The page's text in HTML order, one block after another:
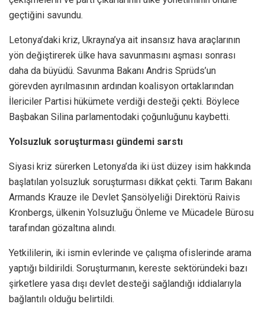
geçtiğini savundu.
Letonya’daki kriz, Ukrayna’ya ait insansız hava araçlarının
yön değiştirerek ülke hava savunmasını aşması sonrası
daha da büyüdü. Savunma Bakanı Andris Sprüds’un
görevden ayrılmasının ardından koalisyon ortaklarından
İlericiler Partisi hükümete verdiği desteği çekti. Böylece
Başbakan Silina parlamentodaki çoğunluğunu kaybetti.
Yolsuzluk soruşturması gündemi sarstı
Siyasi kriz sürerken Letonya’da iki üst düzey isim hakkında
başlatılan yolsuzluk soruşturması dikkat çekti. Tarım Bakanı
Armands Krauze ile Devlet Şansölyeliği Direktörü Raivis
Kronbergs, ülkenin Yolsuzluğu Önleme ve Mücadele Bürosu
tarafından gözaltına alındı.
Yetkililerin, iki ismin evlerinde ve çalışma ofislerinde arama
yaptığı bildirildi. Soruşturmanın, kereste sektöründeki bazı
şirketlere yasa dışı devlet desteği sağlandığı iddialarıyla
bağlantılı olduğu belirtildi.